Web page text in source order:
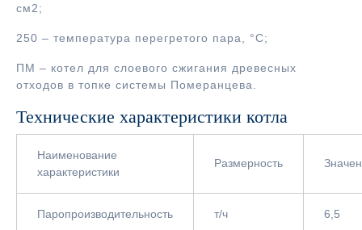
см2;
250 – температура перегретого пара, °С;
ПМ – котел для слоевого сжигания древесных
отходов в топке системы Померанцева.
Технические характеристики котла
Наименование
характеристики
Размерность
Паропроизводительность т/ч 6,5